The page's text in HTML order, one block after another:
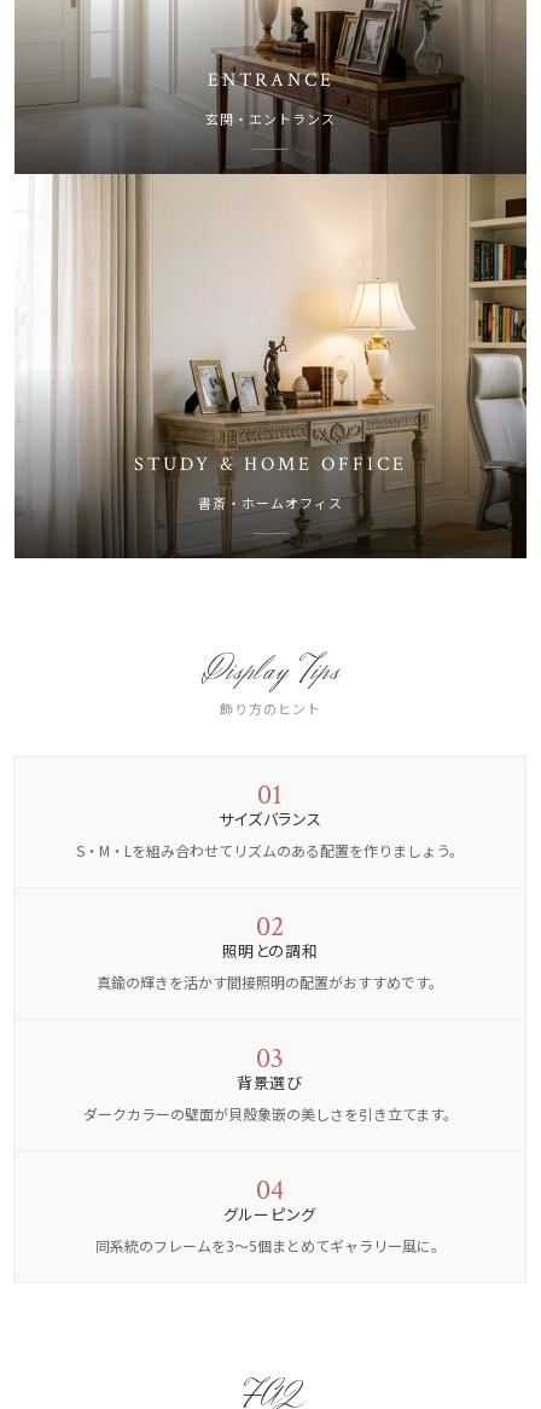
ENTRANCE
玄関・エントランス
STUDY & HOME OFFICE
書斎・ホームオフィス
Display Tips
飾り方のヒント
01
サイズバランス
S・M・Lを組み合わせてリズムのある配置を作りましょう。
02
照明との調和
真鍮の輝きを活かす間接照明の配置がおすすめです。
03
背景選び
ダークカラーの壁面が貝殻象嵌の美しさを引き立てます。
04
グルーピング
同系統のフレームを3〜5個まとめてギャラリー風に。
FAQ